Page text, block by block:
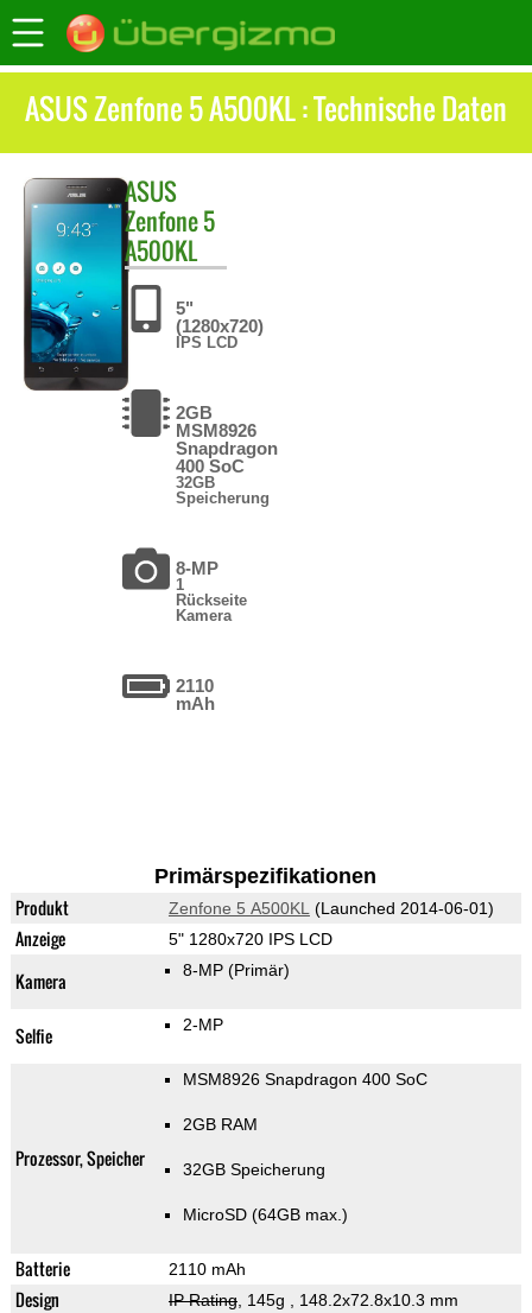
ASUS Zenfone 5 A500KL : Technische Daten
ASUS
Zenfone 5
A500KL
5"
(1280x720)
IPS LCD
2GB
MSM8926
Snapdragon
400 SoC
32GB
Speicherung
8-MP
1
Rückseite
Kamera
2110
mAh
Primärspezifikationen
Produkt Zenfone 5 A500KL (Launched 2014-06-01)
Anzeige 5" 1280x720 IPS LCD
Kamera 8-MP (Primär)
Selfie 2-MP
Prozessor, Speicher
MSM8926 Snapdragon 400 SoC
2GB RAM
32GB Speicherung
MicroSD (64GB max.)
Batterie 2110 mAh
Design IP Rating, 145g , 148.2x72.8x10.3 mm